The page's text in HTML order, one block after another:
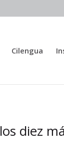
Cilengua
diez